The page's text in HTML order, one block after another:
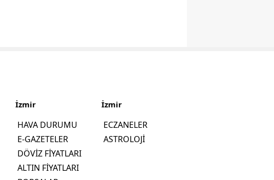
İzmir
HAVA DURUMU
E-GAZETELER
DÖVİZ FİYATLARI
ALTIN FİYATLARI
İzmir
ECZANELER
ASTROLOJİ